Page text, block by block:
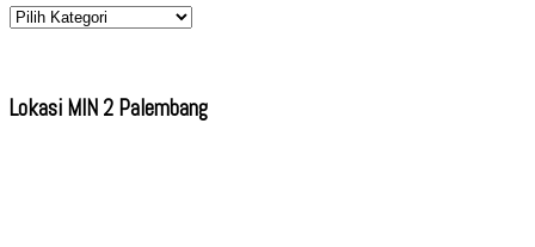
Kategori
Lokasi MIN 2 Palembang